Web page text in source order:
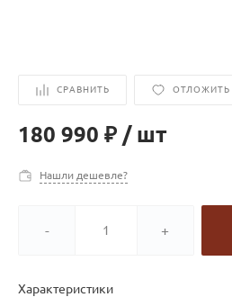
СРАВНИТЬ ОТЛОЖИТЬ
180 990 ₽ / шт
Нашли дешевле?
- +
Характеристики